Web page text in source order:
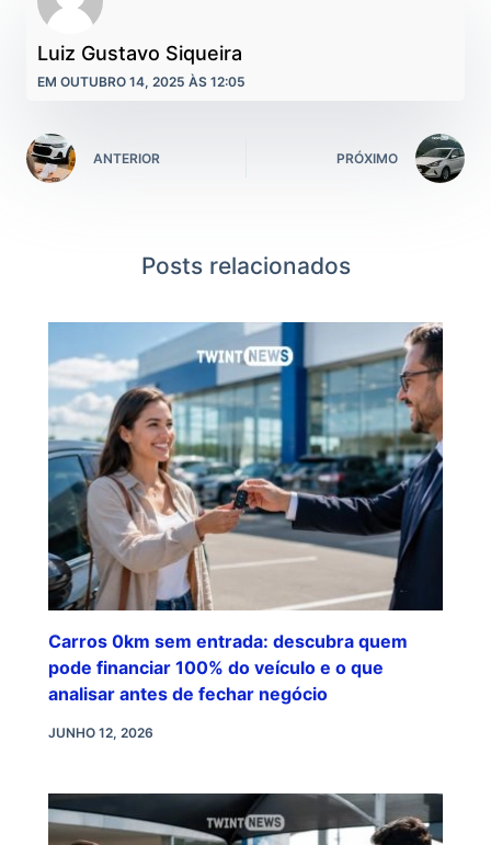
Luiz Gustavo Siqueira
EM OUTUBRO 14, 2025 ÀS 12:05
ANTERIOR PRÓXIMO
Posts relacionados
Carros 0km sem entrada: descubra quem
pode financiar 100% do veículo e o que
analisar antes de fechar negócio
JUNHO 12, 2026